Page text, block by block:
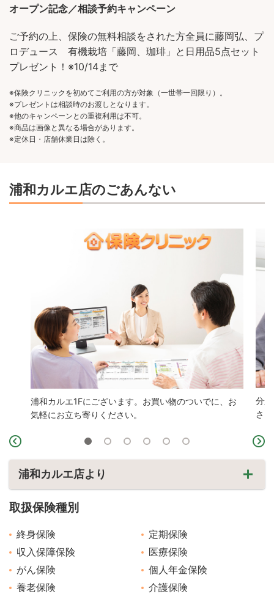
オープン記念／相談予約キャンペーン
ご予約の上、保険の無料相談をされた方全員に藤岡弘、プ
ロデュース 有機栽培「藤岡、珈琲」と日用品5点セット
プレゼント！※10/14まで
※保険クリニックを初めてご利用の方が対象（一世帯一回限り）。
※プレゼントは相談時のお渡しとなります。
※他のキャンペーンとの重複利用は不可。
※商品は画像と異なる場合があります。
※定休日・店舗休業日は除く。
浦和カルエ店のごあんない
浦和カルエ1Fにございます。お買い物のついでに、お
気軽にお立ち寄りください。
分
さ
浦和カルエ店より
取扱保険種別
終身保険
定期保険
収入保障保険
医療保険
がん保険
個人年金保険
養老保険
介護保険